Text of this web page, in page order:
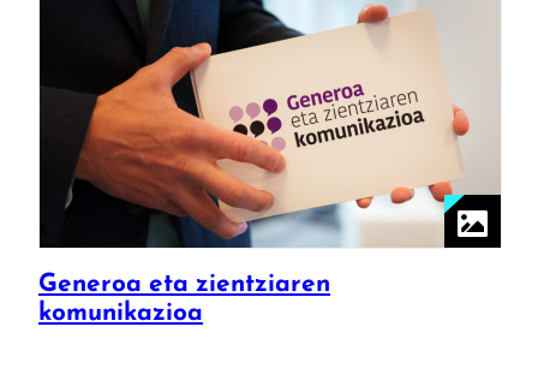
Generoa eta zientziaren
komunikazioa